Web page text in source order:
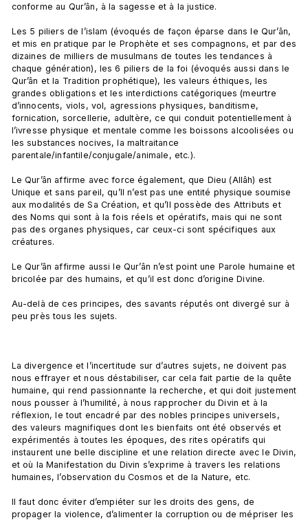
conforme au Qur’ân, à la sagesse et à la justice.
Les 5 piliers de l’islam (évoqués de façon éparse dans le Qur’ân,
et mis en pratique par le Prophète et ses compagnons, et par des
dizaines de milliers de musulmans de toutes les tendances à
chaque génération), les 6 piliers de la foi (évoqués aussi dans le
Qur’ân et la Tradition prophétique), les valeurs éthiques, les
grandes obligations et les interdictions catégoriques (meurtre
d’innocents, viols, vol, agressions physiques, banditisme,
fornication, sorcellerie, adultère, ce qui conduit potentiellement à
l’ivresse physique et mentale comme les boissons alcoolisées ou
les substances nocives, la maltraitance
parentale/infantile/conjugale/animale, etc.).
Le Qur’ân affirme avec force également, que Dieu (Allâh) est
Unique et sans pareil, qu’Il n’est pas une entité physique soumise
aux modalités de Sa Création, et qu’Il possède des Attributs et
des Noms qui sont à la fois réels et opératifs, mais qui ne sont
pas des organes physiques, car ceux-ci sont spécifiques aux
créatures.
Le Qur’ân affirme aussi le Qur’ân n’est point une Parole humaine et
bricolée par des humains, et qu’il est donc d’origine Divine.
Au-delà de ces principes, des savants réputés ont divergé sur à
peu près tous les sujets.
La divergence et l’incertitude sur d’autres sujets, ne doivent pas
nous effrayer et nous déstabiliser, car cela fait partie de la quête
humaine, qui rend passionnante la recherche, et qui doit justement
nous pousser à l’humilité, à nous rapprocher du Divin et à la
réflexion, le tout encadré par des nobles principes universels,
des valeurs magnifiques dont les bienfaits ont été observés et
expérimentés à toutes les époques, des rites opératifs qui
instaurent une belle discipline et une relation directe avec le Divin,
et où la Manifestation du Divin s’exprime à travers les relations
humaines, l’observation du Cosmos et de la Nature, etc.
Il faut donc éviter d’empiéter sur les droits des gens, de
propager la violence, d’alimenter la corruption ou de mépriser les